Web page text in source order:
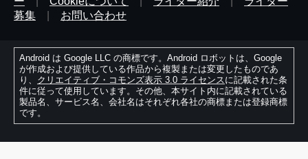
募集
お問い合わせ
Android は Google LLC の商標です。Android ロボットは、Google
が作成および提供している作品から複製または変更したものであ
り、 クリエイティブ・コモンズ表示 3.0 ライセンスに記載された条
件に従って使用しています。その他、本サイト内に記載されている
製品名、サービス名、会社名はそれぞれ各社の商標または登録商標
です。